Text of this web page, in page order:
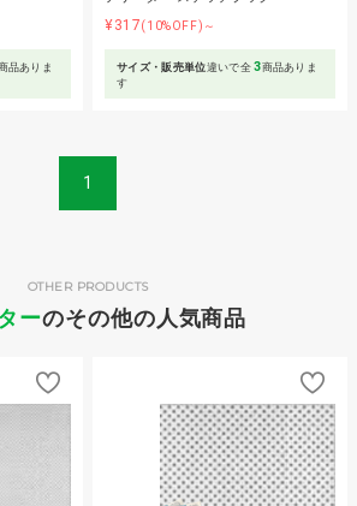
品ありま
¥317(10%OFF)～
サイズ・販売単位違いで全3商品ありま
す
1
ーのその他の人気商品
OTHER PRODUCTS